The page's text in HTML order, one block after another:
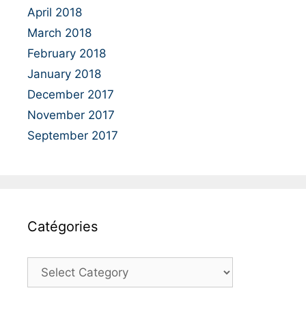
April 2018
March 2018
February 2018
January 2018
December 2017
November 2017
September 2017
Catégories